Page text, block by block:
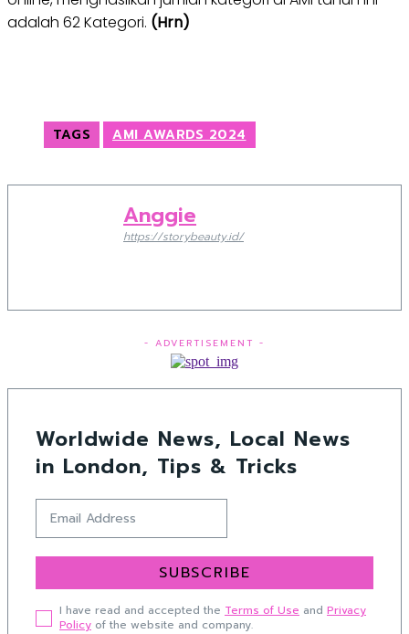
adalah 62 Kategori. (Hrn)
TAGS AMI AWARDS 2024
Anggie
https://storybeauty.id/
- ADVERTISEMENT -
Worldwide News, Local News
in London, Tips & Tricks
SUBSCRIBE
I have read and accepted the Terms of Use and Privacy
Policy of the website and company.